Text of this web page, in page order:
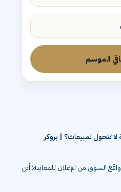
الموسم
لا تتحول لمبيعات؟ | بروكر
السوق من الإعلان للمعاينة: أين